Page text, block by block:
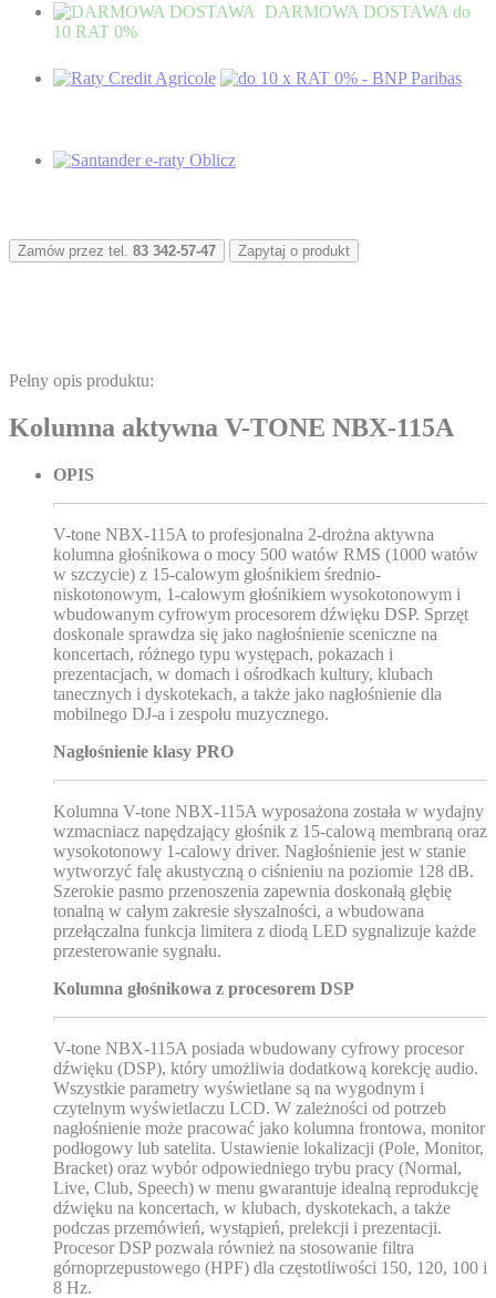
DARMOWA DOSTAWA do
10 RAT 0%
Zamów przez tel. 83 342-57-47 Zapytaj o produkt
Pełny opis produktu:
Kolumna aktywna V-TONE NBX-115A
OPIS
V-tone NBX-115A to profesjonalna 2-drożna aktywna
kolumna głośnikowa o mocy 500 watów RMS (1000 watów
w szczycie) z 15-calowym głośnikiem średnio-
niskotonowym, 1-calowym głośnikiem wysokotonowym i
wbudowanym cyfrowym procesorem dźwięku DSP. Sprzęt
doskonale sprawdza się jako nagłośnienie sceniczne na
koncertach, różnego typu występach, pokazach i
prezentacjach, w domach i ośrodkach kultury, klubach
tanecznych i dyskotekach, a także jako nagłośnienie dla
mobilnego DJ-a i zespołu muzycznego.
Nagłośnienie klasy PRO
Kolumna V-tone NBX-115A wyposażona została w wydajny
wzmacniacz napędzający głośnik z 15-calową membraną oraz
wysokotonowy 1-calowy driver. Nagłośnienie jest w stanie
wytworzyć falę akustyczną o ciśnieniu na poziomie 128 dB.
Szerokie pasmo przenoszenia zapewnia doskonałą głębię
tonalną w całym zakresie słyszalności, a wbudowana
przełączalna funkcja limitera z diodą LED sygnalizuje każde
przesterowanie sygnału.
Kolumna głośnikowa z procesorem DSP
V-tone NBX-115A posiada wbudowany cyfrowy procesor
dźwięku (DSP), który umożliwia dodatkową korekcję audio.
Wszystkie parametry wyświetlane są na wygodnym i
czytelnym wyświetlaczu LCD. W zależności od potrzeb
nagłośnienie może pracować jako kolumna frontowa, monitor
podłogowy lub satelita. Ustawienie lokalizacji (Pole, Monitor,
Bracket) oraz wybór odpowiedniego trybu pracy (Normal,
Live, Club, Speech) w menu gwarantuje idealną reprodukcję
dźwięku na koncertach, w klubach, dyskotekach, a także
podczas przemówień, wystąpień, prelekcji i prezentacji.
Procesor DSP pozwala również na stosowanie filtra
górnoprzepustowego (HPF) dla częstotliwości 150, 120, 100 i
8 Hz.